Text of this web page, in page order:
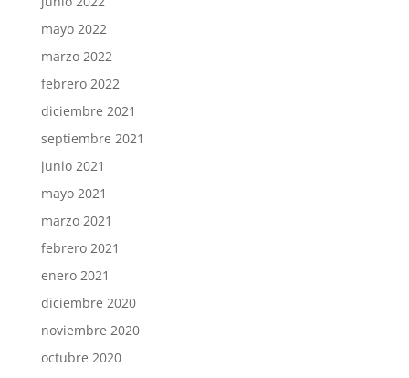
mayo 2022
marzo 2022
febrero 2022
diciembre 2021
septiembre 2021
junio 2021
mayo 2021
marzo 2021
febrero 2021
enero 2021
diciembre 2020
noviembre 2020
octubre 2020